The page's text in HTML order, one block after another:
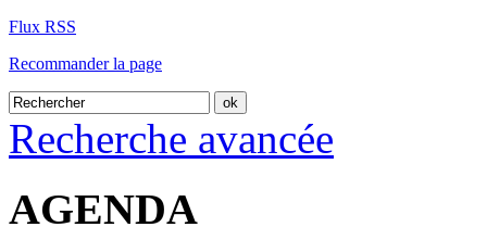
Flux RSS
Recommander la page
Recherche avancée
AGENDA